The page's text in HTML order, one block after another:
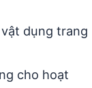
dụng trang
cho hoạt